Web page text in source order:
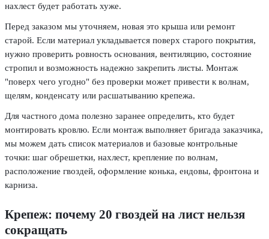
нахлест будет работать хуже.
Перед заказом мы уточняем, новая это крыша или ремонт
старой. Если материал укладывается поверх старого покрытия,
нужно проверить ровность основания, вентиляцию, состояние
стропил и возможность надежно закрепить листы. Монтаж
"поверх чего угодно" без проверки может привести к волнам,
щелям, конденсату или расшатыванию крепежа.
Для частного дома полезно заранее определить, кто будет
монтировать кровлю. Если монтаж выполняет бригада заказчика,
мы можем дать список материалов и базовые контрольные
точки: шаг обрешетки, нахлест, крепление по волнам,
расположение гвоздей, оформление конька, ендовы, фронтона и
карниза.
Крепеж: почему 20 гвоздей на лист нельзя
сокращать